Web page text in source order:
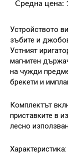
Средна цена:
Устройството
зъбите и
Устният
магнитен
на чужди
брекети и
Комплектът
приставките в
лесно
Характеристика: